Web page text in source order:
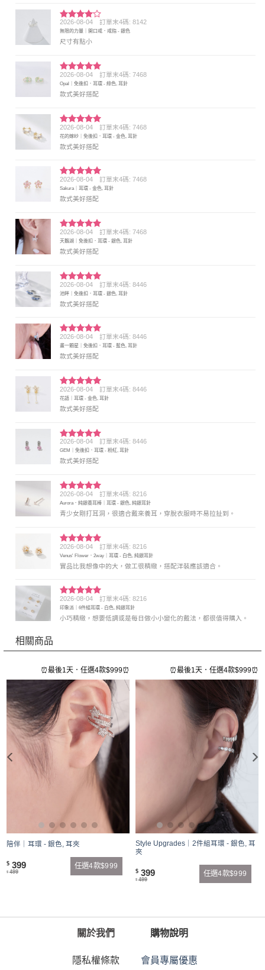
評分4
滿分 5
2026-08-04 訂單末4碼: 8142
無限的力量｜開口戒．戒指 - 銀色
尺寸有點小
評分5 滿
分 5
2026-08-04 訂單末4碼: 7468
Opal｜免後扣．耳環 - 綠色, 耳針
款式美好搭配
評分5滿
分 5
2026-08-04 訂單末4碼: 7468
花的嫁紗｜免後扣．耳環 - 金色, 耳針
款式美好搭配
評分5 滿
分 5
2026-08-04 訂單末4碼: 7468
Sakura｜耳環 - 金色, 耳針
款式美好搭配
評分5 滿
分 5
2026-08-04 訂單末4碼: 7468
天鵝湖｜免後扣．耳環 - 銀色, 耳針
款式美好搭配
評分5滿
分 5
2026-08-04 訂單末4碼: 8446
池畔｜免後扣．耳環 - 銀色, 耳針
款式美好搭配
評分5 滿
分 5
2026-08-04 訂單末4碼: 8446
畫一顆星｜免後扣．耳環 - 藍色, 耳針
款式美好搭配
評分5 滿
分 5
2026-08-04 訂單末4碼: 8446
花語｜耳環 - 金色, 耳針
款式美好搭配
評分5 滿
分 5
2026-08-04 訂單末4碼: 8446
GEM｜免後扣．耳環 - 粉紅, 耳針
款式美好搭配
評分5 滿
分 5
2026-08-04 訂單末4碼: 8216
Aurora．純銀養耳棒｜耳環 - 銀色, 純銀耳針
青少女剛打耳洞，很適合戴來養耳，穿脫衣服時不易拉扯到。
評分5滿
分 5
2026-08-04 訂單末4碼: 8216
Venus' Flower．2way｜耳環 - 白色, 純銀耳針
實品比我想像中的大，做工很精緻，搭配洋裝應該適合。
評分5 滿
分 5
2026-08-04 訂單末4碼: 8216
印象派｜6件組耳環 - 白色, 純銀耳針
小巧精緻，想要低調或是每日做小小變化的戴法，都很值得購入。
相關商品
⏰最後1天．任選4款$999⏰
陪伴｜耳環 - 銀色, 耳夾
$ 399
$ 499
任選4款$999
⏰最後1天．任選4款$999⏰
Style Upgrades｜2件組耳環 - 銀色, 耳
夾
$ 399
$ 499
任選4款$999
關於我們
隱私權條款
購物說明
會員專屬優惠